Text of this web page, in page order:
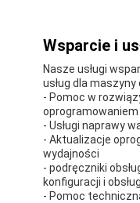
Wsparcie i
Nasze usługi
usług dla
- Pomoc w
oprogramowaniem
- Usługi naprawy
- Aktualizacje
wydajności
- podręczniki
konfiguracji i
- Pomoc